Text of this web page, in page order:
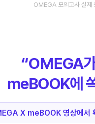
OMEGA 모의고사 실제
“OMEGA
meBOOK에
X meBOOK 영상에서